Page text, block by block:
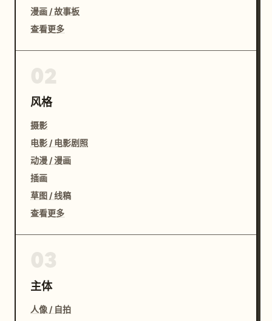
漫画 / 故事板
查看更多
风格
摄影
电影 / 电影剧照
动漫 / 漫画
插画
草图 / 线稿
查看更多
主体
人像 / 自拍